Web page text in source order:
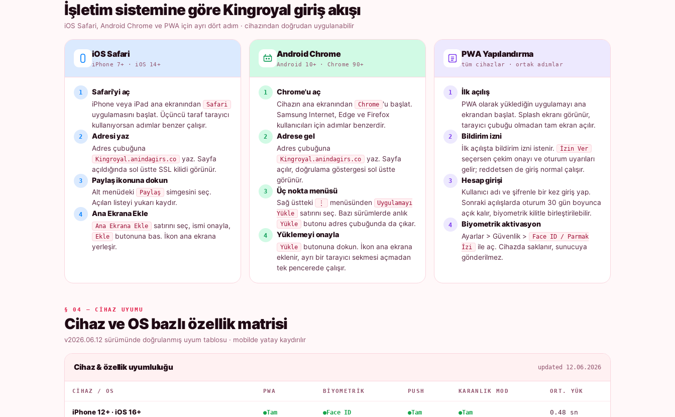
İşletim sistemine göre Kingroyal giriş akışı
iOS Safari, Android Chrome ve PWA için ayrı dört adım · cihazından doğrudan uygulanabilir
iOS Safari
iPhone 7+ · iOS 14+
Safari'yi aç
iPhone veya iPad ana ekranından Safari
uygulamasını başlat. Üçüncü taraf tarayıcı
kullanıyorsan adımlar benzer çalışır.
Adresi yaz
Adres çubuğuna
Kingroyal.anindagirs.co yaz. Sayfa
açıldığında sol üstte SSL kilidi görünür.
Paylaş ikonuna dokun
Alt menüdeki Paylaş
simgesini seç.
Açılan listeyi yukarı kaydır.
Ana Ekrana Ekle
Ana Ekrana Ekle satırını seç, ismi onayla,
Ekle
butonuna bas. İkon ana ekrana
yerleşir.
Android Chrome
Android 10+ · Chrome 90+
Chrome'u aç
Cihazın ana ekranından Chrome 'u başlat.
Samsung Internet, Edge ve Firefox
kullanıcıları için adımlar benzerdir.
Adrese gel
Adres çubuğuna
Kingroyal.anindagirs.co yaz. Sayfa
açılır, doğrulama göstergesi sol üstte
görünür.
Üç nokta menüsü
Sağ üstteki ⋮ menüsünden
Uygulamayı
Yükle
satırını seç. Bazı sürümlerde anlık
Yükle butonu adres çubuğunda da çıkar.
Yüklemeyi onayla
Yükle
butonuna dokun. İkon ana ekrana
eklenir, ayrı bir tarayıcı sekmesi açmadan
tek pencerede çalışır.
PWA Yapılandırma
tüm cihazlar · ortak adımlar
İlk açılış
PWA olarak yüklediğin uygulamayı ana
ekrandan başlat. Splash ekranı görünür,
tarayıcı çubuğu olmadan tam ekran açılır.
Bildirim izni
İlk açılışta bildirim izni istenir. İzin Ver
seçersen çekim onayı ve oturum uyarıları
gelir; reddetsen de giriş normal çalışır.
Hesap girişi
Kullanıcı adı ve şifrenle bir kez giriş yap.
Sonraki açılışlarda oturum 30 gün boyunca
açık kalır, biyometrik kilitle birleştirilebilir.
Biyometrik aktivasyon
Ayarlar > Güvenlik >
Face ID / Parmak
İzi
ile aç. Cihazda saklanır, sunucuya
gönderilmez.
§ 04 — CIHAZ UYUMU
Cihaz ve OS bazlı özellik matrisi
v2026.06.12 sürümünde doğrulanmış uyum tablosu · mobilde yatay kaydırılır
Cihaz & özellik uyumluluğu updated 12.06.2026
CIHAZ / OS PWA BIYOMETRIK PUSH KARANLIK MOD ORT. YÜK
iPhone 12+ · iOS 16+ Tam Face ID Tam Tam 0.48 sn